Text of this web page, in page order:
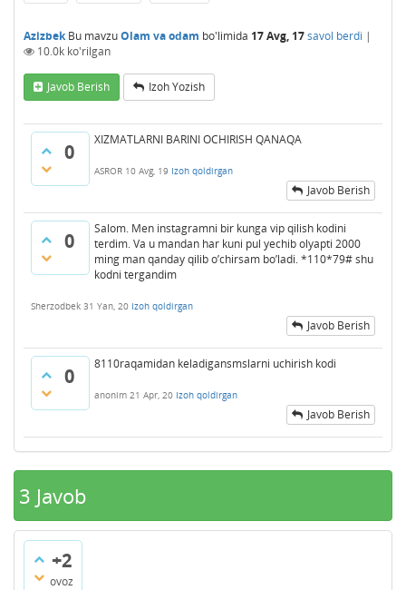
Azizbek Bu mavzuOlam va odam bo'limida 17 Avg, 17savol berdi |
10.0k ko'rilgan
Javob Berish Izoh Yozish
0
XIZMATLARNI BARINI OCHIRISH QANAQA
ASROR 10 Avg, 19 Izoh qoldirgan
Javob Berish
0
Salom. Men instagramni bir kunga vip qilish kodini
terdim. Va u mandan har kuni pul yechib olyapti 2000
ming man qanday qilib o’chirsam bo’ladi. *110*79# shu
kodni tergandim
Sherzodbek 31 Yan, 20 Izoh qoldirgan
Javob Berish
0
8110raqamidan keladigansmslarni uchirish kodi
anonim 21 Apr, 20 Izoh qoldirgan
Javob Berish
3 Javob
+2
ovoz